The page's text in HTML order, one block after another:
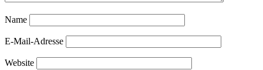
Name
E-Mail-Adresse
Website